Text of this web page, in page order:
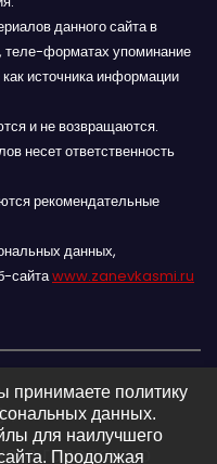
данного сайта в
теле-форматах упоминание
как источника информации
и не возвращаются.
несет ответственность
рекомендательные
данных,
сайтаwww.zanevkasmi.ru
городского
принимаете политику
данных.
для наилучшего
Продолжая